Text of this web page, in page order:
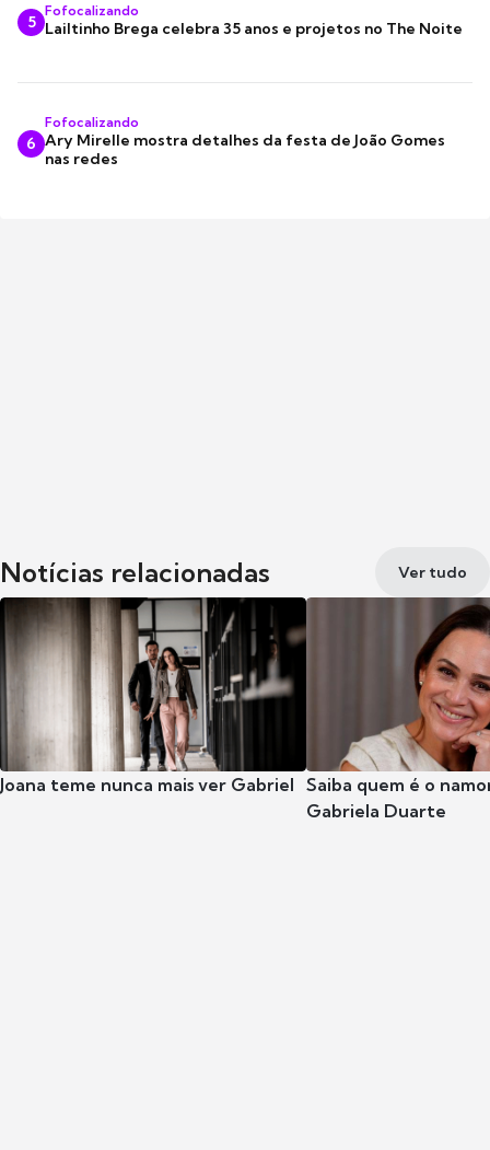
5
Fofocalizando
Lailtinho Brega celebra 35 anos e projetos no The Noite
6
Fofocalizando
Ary Mirelle mostra detalhes da festa de João Gomes
nas redes
Notícias relacionadas Ver tudo
Joana teme nunca mais ver Gabriel Saiba quem é o
Gabriela Duarte